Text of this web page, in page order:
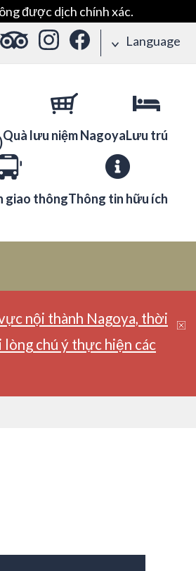
được dịch chính xác.
Language
Quà lưu niệm NagoyaLưu trú
giao thôngThông tin hữu ích
nội thành Nagoya, thời
chú ý thực hiện các